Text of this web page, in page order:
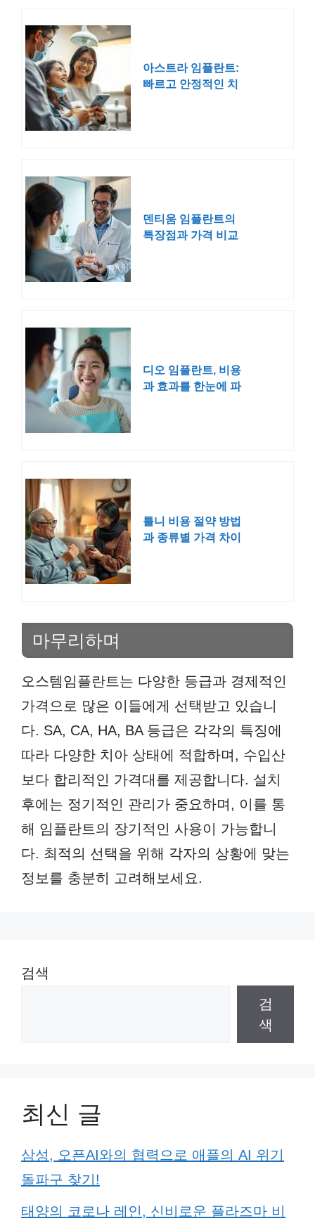
아스트라 임플란트:
빠르고 안정적인 치
덴티움 임플란트의
특장점과 가격 비교
디오 임플란트, 비용
과 효과를 한눈에 파
틀니 비용 절약 방법
과 종류별 가격 차이
마무리하며
오스템임플란트는 다양한 등급과 경제적인
가격으로 많은 이들에게 선택받고 있습니
다. SA, CA, HA, BA 등급은 각각의 특징에
따라 다양한 치아 상태에 적합하며, 수입산
보다 합리적인 가격대를 제공합니다. 설치
후에는 정기적인 관리가 중요하며, 이를 통
해 임플란트의 장기적인 사용이 가능합니
다. 최적의 선택을 위해 각자의 상황에 맞는
정보를 충분히 고려해보세요.
검색
검
색
최신 글
삼성, 오픈AI와의 협력으로 애플의 AI 위기
돌파구 찾기!
태양의 코로나 레인, 신비로운 플라즈마 비